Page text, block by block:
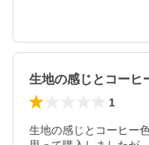
1
生地の感じとコーヒー